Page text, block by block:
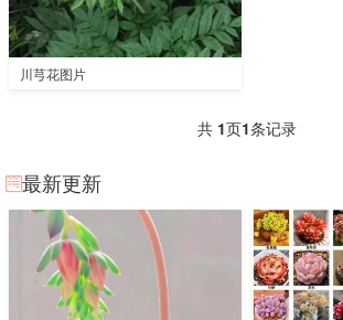
川芎花图片
共 1页1条记录
最新更新